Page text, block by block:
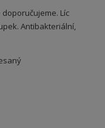
Líc
Antibakteriální,